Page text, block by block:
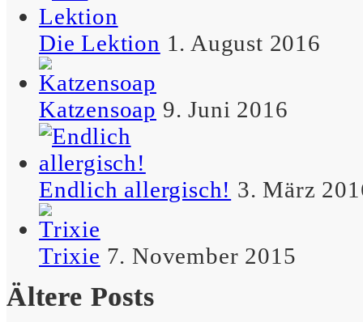
Weihnachten: Ein
weltweites Phänomen, bei
dem Menschen bis zur
Besinnlichlosigkeit
shoppen.
– Maximus
Wenn mein Mann mal nicht
überfällt ihn meist die
Die Lektion 1. August 2016
Katzensoap 9. Juni 2016
Endlich allergisch! 3. März
Trixie 7. November 2015
Ältere Posts